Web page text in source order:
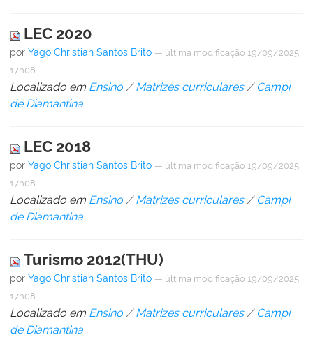
LEC 2020
por Yago Christian Santos Brito — última modificação 19/09/2025
17h08
Localizado em Ensino /Matrizes curriculares / Campi
de Diamantina
LEC 2018
por Yago Christian Santos Brito — última modificação 19/09/2025
17h08
Localizado em Ensino /Matrizes curriculares / Campi
de Diamantina
Turismo 2012(THU)
por Yago Christian Santos Brito — última modificação 19/09/2025
17h08
Localizado em Ensino /Matrizes curriculares / Campi
de Diamantina